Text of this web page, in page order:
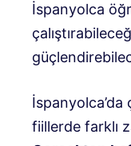
İspanyolca
fiillerde farklı